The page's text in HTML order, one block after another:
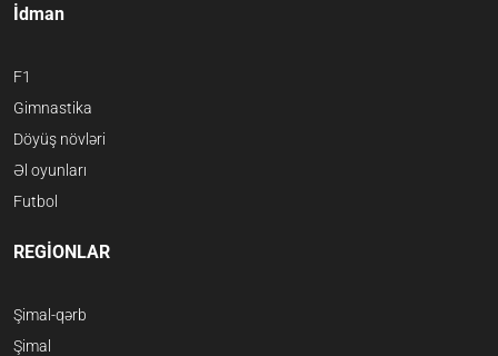
İdman
F1
Gimnastika
Döyüş növləri
Əl oyunları
Futbol
REGİONLAR
Şimal-qərb
Şimal